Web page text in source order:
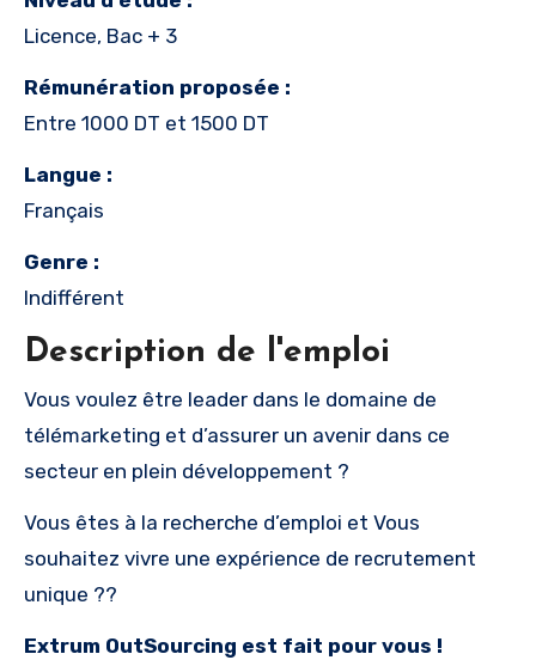
Licence, Bac + 3
Rémunération proposée :
Entre 1000 DT et 1500 DT
Langue :
Français
Genre :
Indifférent
Description de l'emploi
Vous voulez être leader dans le domaine de
télémarketing et d’assurer un avenir dans ce
secteur en plein développement ?
Vous êtes à la recherche d’emploi et Vous
souhaitez vivre une expérience de recrutement
unique ??
Extrum OutSourcing est fait pour vous !